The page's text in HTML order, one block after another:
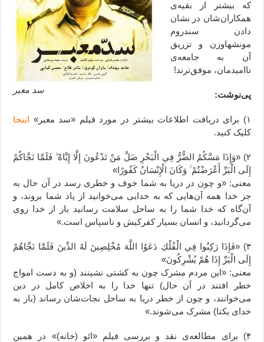
سد معبر
که بیشتر از بقیه‌ی
همکاران‌شان در نشان
دادن سندروم
مونشهاوزن و تزریق
آن به جامعه‌ی
ناامیدمان، موفق‌ترند!
پی‌نوشت:
۱) برای دریافت اطلاعات بیشتر در مورد فیلم «سد معبر»
اینجا
کلیک کنید.
۲) «وَإِذَا مَسَّكُمُ الضُّرُّ فِي الْبَحْرِ ضَلَّ مَنْ تَدْعُونَ إِلَّا إِيَّاهُ ۖ فَلَمَّا نَجَّاكُمْ
إِلَى الْبَرِّ أَعْرَضْتُمْ ۚ وَكَانَ الْإِنْسَانُ كَفُورًا»
معنی: «و چون در دریا به شما خوف و خطری رسد در آن حال به
جز خدا همه آن‌هایی که به خدایی می‌خوانید از یاد شما بروند، و
آن‌گاه که خدا شما را به ساحل سلامت رسانید باز از خدا روی
می‌گردانید، و انسان بسیار کفرکیش و ناسپاس است.»
۳) «فَإِذَا رَكِبُوا فِي الْفُلْكِ دَعَوُا اللَّهَ مُخْلِصِينَ لَهُ الدِّينَ فَلَمَّا نَجَّاهُمْ
إِلَى الْبَرِّ إِذَا هُمْ يُشْرِكُونَ»
معنی: «این مردم مشرک چون به کشتی نشینند (و به دست امواج
خطر افتند در آن حال) تنها خدا را به اخلاص کامل در دین
می‌خوانند، و چون از خطر دریا به ساحل نجات‌شان رساند (باز به
خدای یکتا) مشرک می‌شوند.»
۴) برای مطالعه‌ی نقد و بررسی فیلم «ائو (خانه)» در همین